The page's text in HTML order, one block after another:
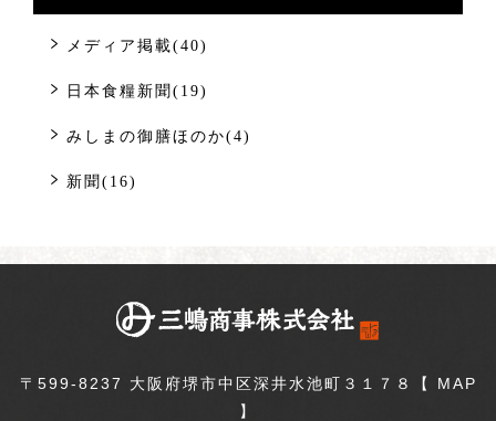
メディア掲載(40)
日本食糧新聞(19)
みしまの御膳ほのか(4)
新聞(16)
〒599-8237 大阪府堺市中区深井水池町３１７８【 MAP
】